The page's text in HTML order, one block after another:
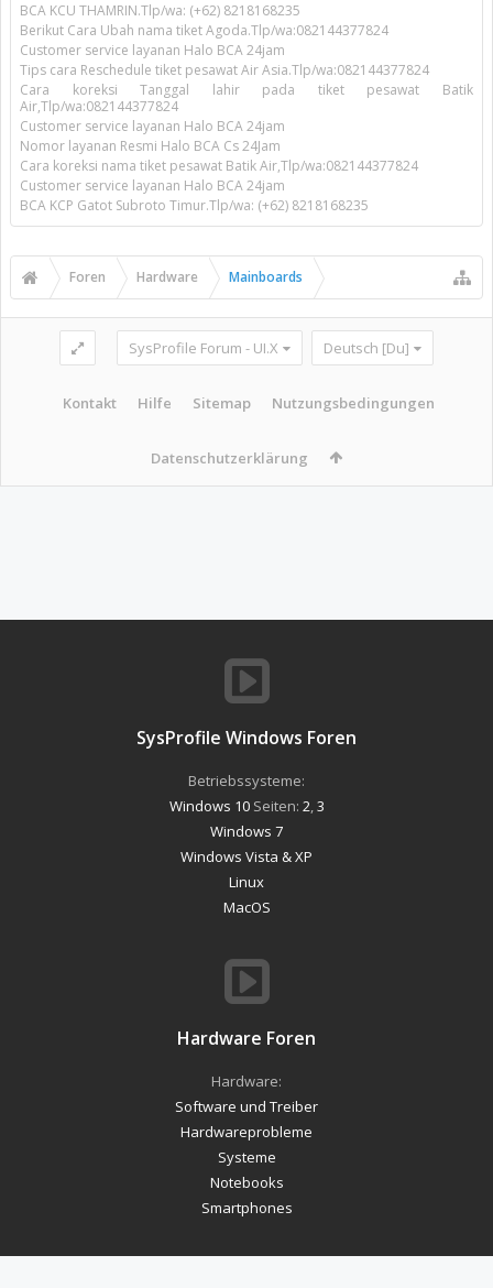
BCA KCU THAMRIN.Tlp/wa: (+62) 8218168235
Berikut Cara Ubah nama tiket Agoda.Tlp/wa:082144377824
Customer service layanan Halo BCA 24jam
Tips cara Reschedule tiket pesawat Air Asia.Tlp/wa:082144377824
Cara koreksi Tanggal lahir pada tiket pesawat Batik
Air,Tlp/wa:082144377824
Customer service layanan Halo BCA 24jam
Nomor layanan Resmi Halo BCA Cs 24Jam
Cara koreksi nama tiket pesawat Batik Air,Tlp/wa:082144377824
Customer service layanan Halo BCA 24jam
BCA KCP Gatot Subroto Timur.Tlp/wa: (+62) 8218168235
Foren Hardware Mainboards
SysProfile Forum - UI.X Deutsch [Du]
Kontakt Hilfe Sitemap Nutzungsbedingungen
Datenschutzerklärung
SysProfile Windows Foren
Betriebssysteme:
Windows 10Seiten: 2 3
Windows 7
Windows Vista & XP
Linux
MacOS
Hardware Foren
Hardware:
Software und Treiber
Hardwareprobleme
Systeme
Notebooks
Smartphones